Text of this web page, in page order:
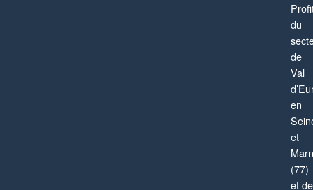
du
de
Val
en
et
(77)
et de